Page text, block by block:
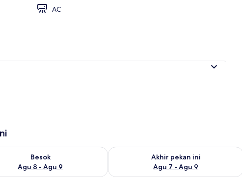
AC
8
Besok
Agu 8 - Agu 9
untuk besok Agu 8 - Agu 9
Akhir pekan ini
Agu 7 - Agu 9
Periksa ketersediaan untuk akhir